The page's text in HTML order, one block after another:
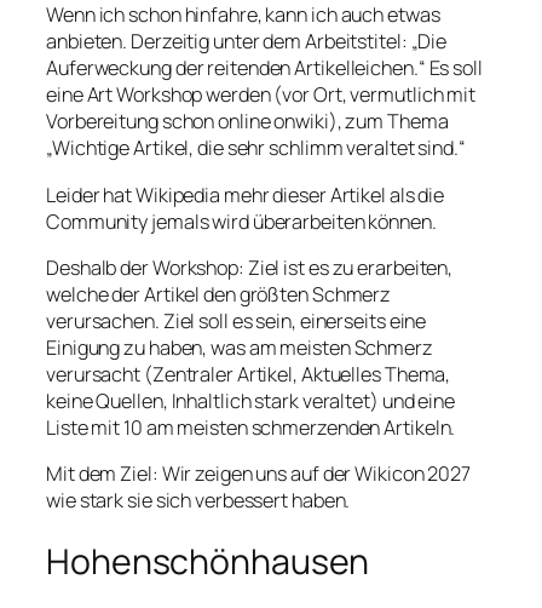
Wenn ich schon hinfahre, kann ich auch etwas
anbieten. Derzeitig unter dem Arbeitstitel: „Die
Auferweckung der reitenden Artikelleichen.“ Es soll
eine Art Workshop werden (vor Ort, vermutlich mit
Vorbereitung schon online onwiki), zum Thema
„Wichtige Artikel, die sehr schlimm veraltet sind.“
Leider hat Wikipedia mehr dieser Artikel als die
Community jemals wird überarbeiten können.
Deshalb der Workshop: Ziel ist es zu erarbeiten,
welche der Artikel den größten Schmerz
verursachen. Ziel soll es sein, einerseits eine
Einigung zu haben, was am meisten Schmerz
verursacht (Zentraler Artikel, Aktuelles Thema,
keine Quellen, Inhaltlich stark veraltet) und eine
Liste mit 10 am meisten schmerzenden Artikeln.
Mit dem Ziel: Wir zeigen uns auf der Wikicon 2027
wie stark sie sich verbessert haben.
Hohenschönhausen